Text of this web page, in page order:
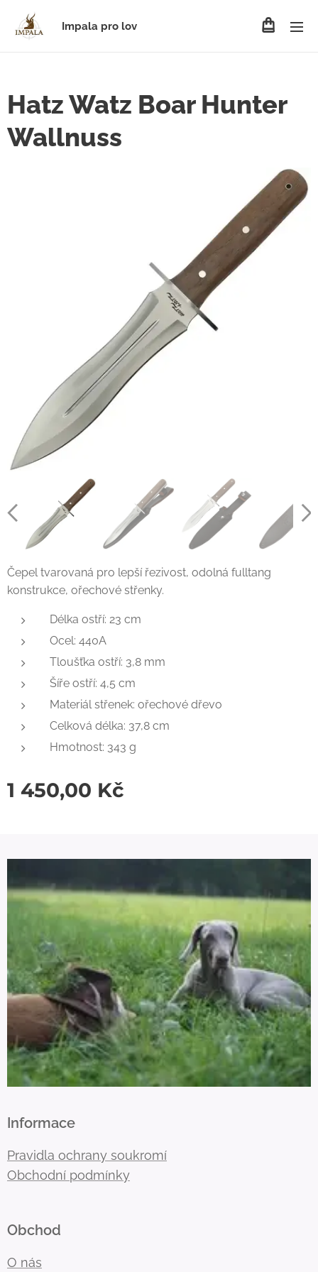
Impala pro lov
Hatz Watz Boar Hunter
Wallnuss
Čepel tvarovaná pro lepší řezivost, odolná fulltang
konstrukce, ořechové střenky.
Délka ostří: 23 cm
Ocel: 440A
Tloušťka ostří: 3,8 mm
Šíře ostří: 4,5 cm
Materiál střenek: ořechové dřevo
Celková délka: 37,8 cm
Hmotnost: 343 g
1 450,00 Kč
Informace
Pravidla ochrany soukromí
Obchodní podmínky
Obchod
O nás